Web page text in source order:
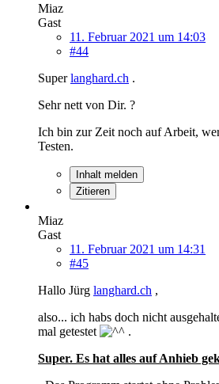
Miaz
Gast
11. Februar 2021 um 14:03
#44
Superlanghard.ch .
Sehr nett von Dir. ?
Ich bin zur Zeit noch auf Arbeit,
Testen.
Inhalt melden
Zitieren
Miaz
Gast
11. Februar 2021 um 14:31
#45
Hallo Jürg langhard.ch ,
also... ich habs doch nicht
mal getestet
.
Super. Es hat alles auf Anhieb